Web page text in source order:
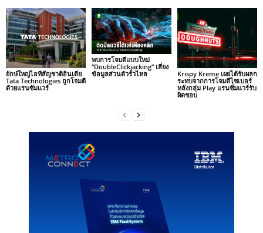
ยักษ์ใหญ่ไอทีสัญชาติอินเดีย
Tata Technologies ถูกโจมตี
ด้วยแรนซัมแวร์
พบการโจมตีแบบใหม่
“DoubleClickjacking” เสี่ยง
ข้อมูลส่วนตัวรั่วไหล
Krispy Kreme เผยได้รับผลก
ระทบจากการโจมตีไซเบอร์
หลังกลุ่ม Play แรนซั่มแวร์รับ
ผิดชอบ